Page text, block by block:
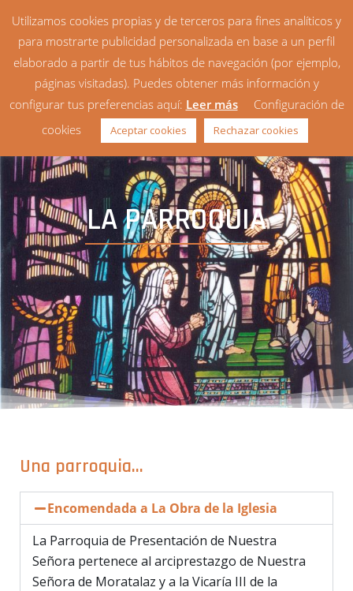
LA PARROQUIA
Una parroquia...
Encomendada a La Obra de la Iglesia
La Parroquia de Presentación de Nuestra
Señora pertenece al arciprestazgo de Nuestra
Señora de Moratalaz y a la Vicaría III de la
Utilizamos cookies propias y de terceros para fines analíticos y
para mostrarte publicidad personalizada en base a un perfil
elaborado a partir de tus hábitos de navegación (por ejemplo,
páginas visitadas). Puedes obtener más información y
configurar tus preferencias aquí: Leer más
Configuración de
cookies
Aceptar cookies Rechazar cookies